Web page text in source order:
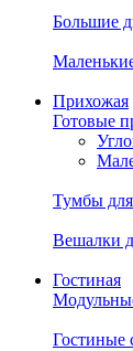
Большие
Прихожая
Готовые
Тумбы
Вешалки
Гостиная
Гостиные